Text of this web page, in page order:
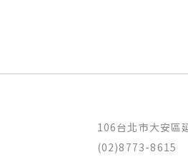
106台北市大安區
(02)8773-8615